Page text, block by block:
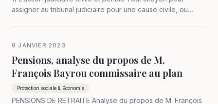
assigner au tribunal judiciaire pour une cause civile, ou
étant…
9 JANVIER 2023
Pensions, analyse du propos de M.
François Bayrou commissaire au plan
Protection sociale & Économie
PENSIONS DE RETRAITE Analyse du propos de M. François